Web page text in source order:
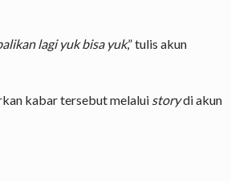
lagi yuk bisa yuk,” tulis akun
kabar tersebut melalui storydi akun